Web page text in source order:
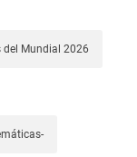
del Mundial 2026